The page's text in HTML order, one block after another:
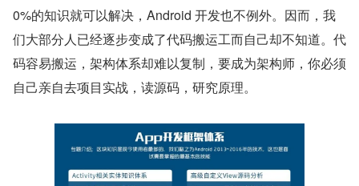
0%的知识就可以解决，Android 开发也不例外。因而，我
们大部分人已经逐步变成了代码搬运工而自己却不知道。代
码容易搬运，架构体系却难以复制，要成为架构师，你必须
自己亲自去项目实战，读源码，研究原理。